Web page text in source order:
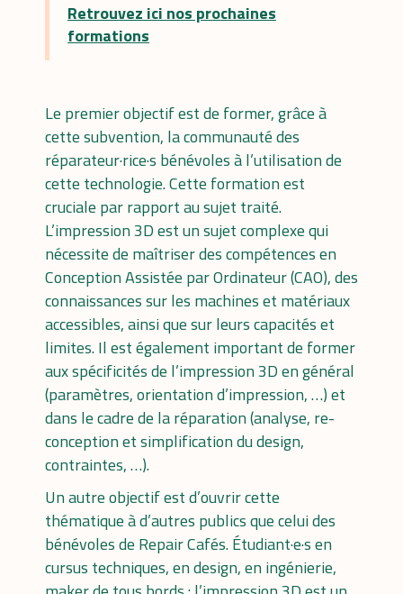
Retrouvez ici nos prochaines
formations
Le premier objectif est de former, grâce à
cette subvention, la communauté des
réparateur·rice·s bénévoles à l’utilisation de
cette technologie. Cette formation est
cruciale par rapport au sujet traité.
L’impression 3D est un sujet complexe qui
nécessite de maîtriser des compétences en
Conception Assistée par Ordinateur (CAO), des
connaissances sur les machines et matériaux
accessibles, ainsi que sur leurs capacités et
limites. Il est également important de former
aux spécificités de l’impression 3D en général
(paramètres, orientation d’impression, …) et
dans le cadre de la réparation (analyse, re-
conception et simplification du design,
contraintes, …).
Un autre objectif est d’ouvrir cette
thématique à d’autres publics que celui des
bénévoles de Repair Cafés. Étudiant·e·s en
cursus techniques, en design, en ingénierie,